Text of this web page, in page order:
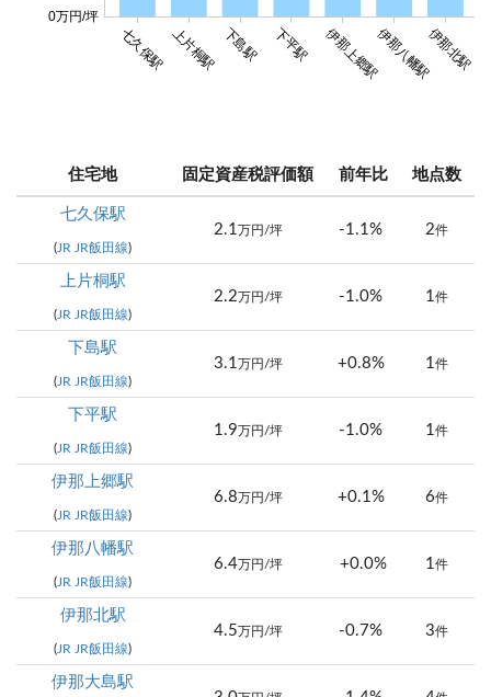
七久保駅上片桐駅 下島駅 下平駅 伊那上郷駅伊那八幡駅伊那北駅
0万円/坪
住宅地 固定資産税評価額 前年比 地点数
七久保駅
(JR JR飯田線)
2.1万円/坪 -1.1% 2件
上片桐駅
(JR JR飯田線)
2.2万円/坪 -1.0% 1件
下島駅
(JR JR飯田線)
3.1万円/坪 +0.8% 1件
下平駅
(JR JR飯田線)
1.9万円/坪 -1.0% 1件
伊那上郷駅
(JR JR飯田線)
6.8万円/坪 +0.1% 6件
伊那八幡駅
(JR JR飯田線)
6.4万円/坪 +0.0% 1件
伊那北駅
(JR JR飯田線)
4.5万円/坪 -0.7% 3件
伊那大島駅